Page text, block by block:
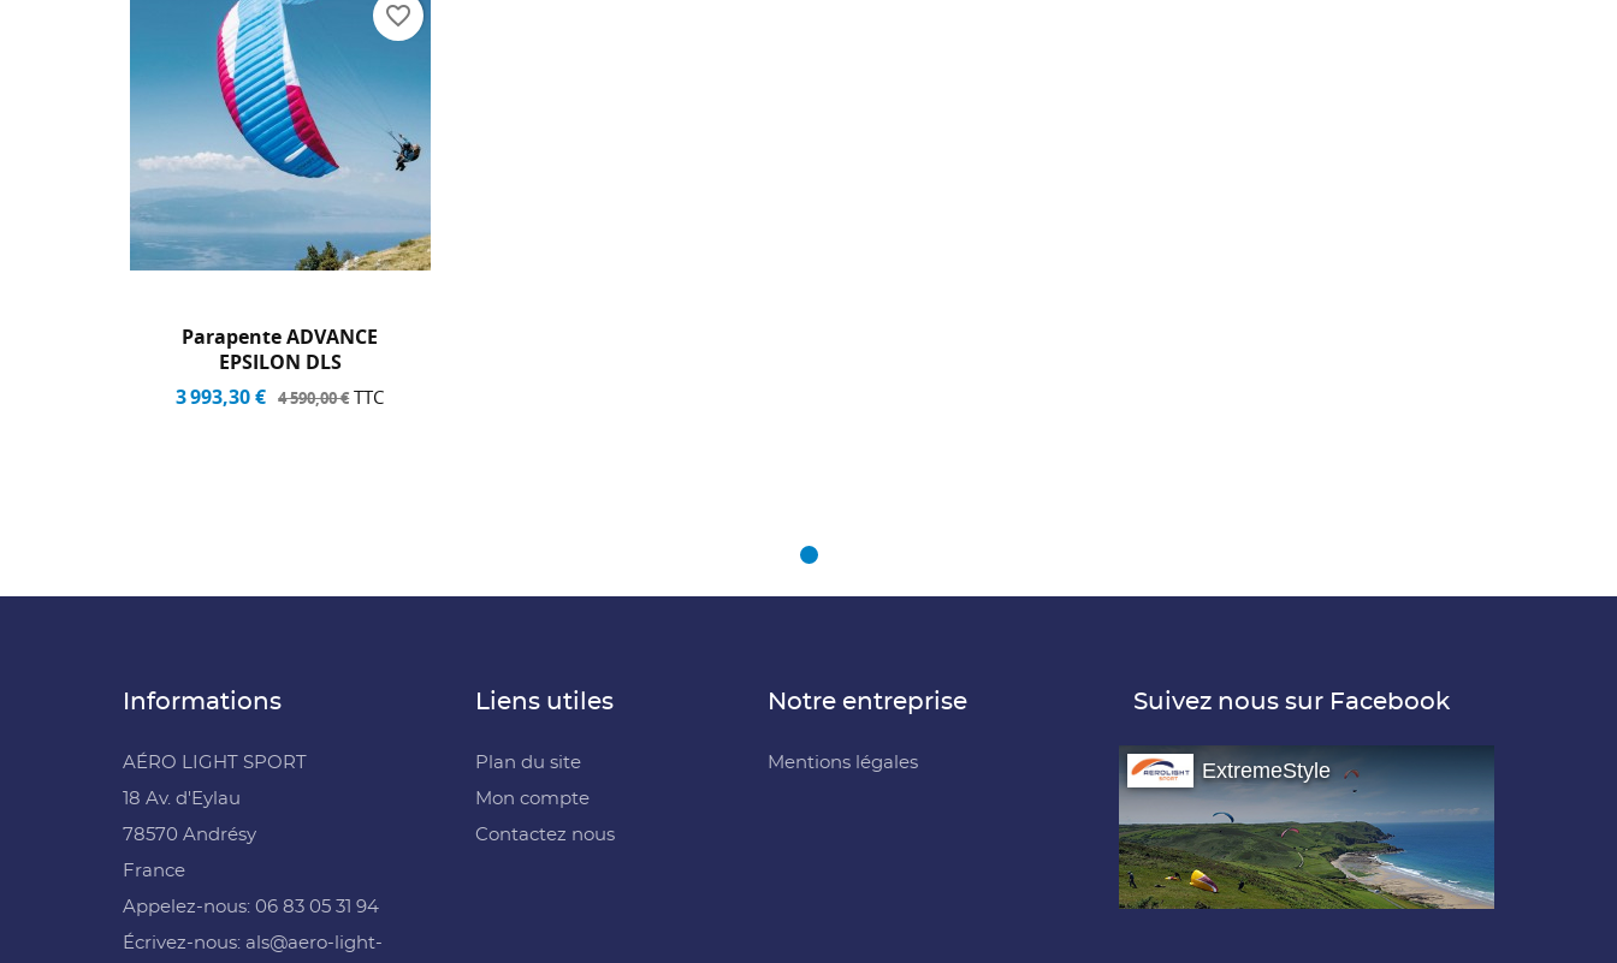
Parapente ADVANCE
EPSILON DLS
3 993,30 € 4 590,00 €TTC
favorite_border
Informations
AÉRO LIGHT SPORT
18 Av. d'Eylau
78570 Andrésy
France
Appelez-nous: ‭06 83 05 31 94‬
Écrivez-nous: als@aero-light-
Liens utiles
Plan du site
Mon compte
Contactez nous
Notre entreprise
Mentions légales
Suivez nous sur Facebook
ExtremeStyle